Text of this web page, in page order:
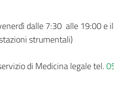
dalle 7:30 alle 19:00 e
strumentali)
di Medicina legale tel.